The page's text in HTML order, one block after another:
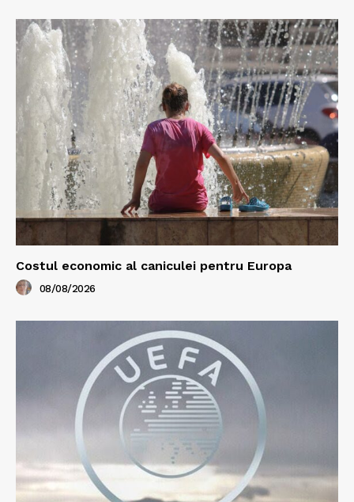
Costul economic al caniculei pentru Europa
08/08/2026